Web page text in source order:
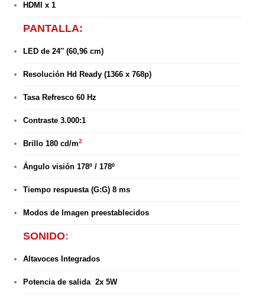
HDMI x 1
PANTALLA:
LED de 24″ (60,96 cm)
Resolución Hd Ready (1366 x 768p)
Tasa Refresco 60 Hz
Contraste 3.000:1
Brillo 180 cd/m2
Ángulo visión 178º / 178º
Tiempo respuesta (G:G) 8 ms
Modos de Imagen preestablecidos
SONIDO:
Altavoces Integrados
Potencia de salida 2x 5W